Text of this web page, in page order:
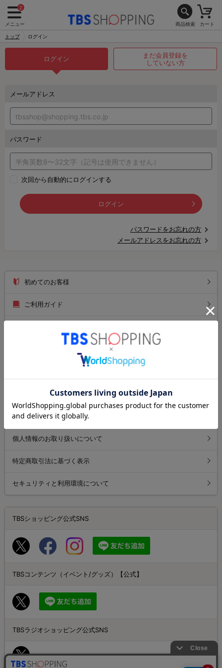
2
メニュー 商品検索 カート
トップ ログイン
ログイン
まだ会員登録を
していない方
メールアドレス
パスワード
次回から自動的にログインする
ログイン
パスワードをお忘れの方
メールアドレスをお忘れの方
初めてのお客様
ご利用ガイド
よくあるご質問
お問い合わせ
個人情報のお取り扱いについて
特定商取引法に基づく表示
セキュリティと利用環境について
TBSショッピング公式SNS
TBSコンテンツ（イベント/グッズ）【公式】
TBSラジオショッピング公式SNS